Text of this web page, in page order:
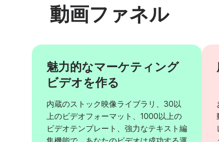
動画ファネル
魅力的なマーケティング
ビデオを作る
内蔵のストック映像ライブラリ、30以
上のビデオフォーマット、1000以上の
ビデオテンプレート、強力なテキスト編